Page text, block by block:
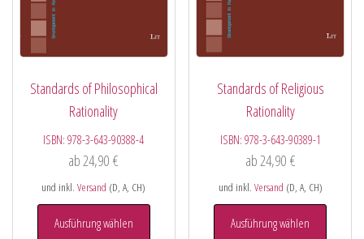
Standards of Philosophical
Rationality
ISBN:978-3-643-90388-4
ab 24,90€
und inkl.Versand (D, A, CH)
Ausführung wählen
Standards of Religious
Rationality
ISBN: 978-3-643-90389-1
ab 24,90 €
und inkl. Versand (D, A, CH)
Ausführung wählen